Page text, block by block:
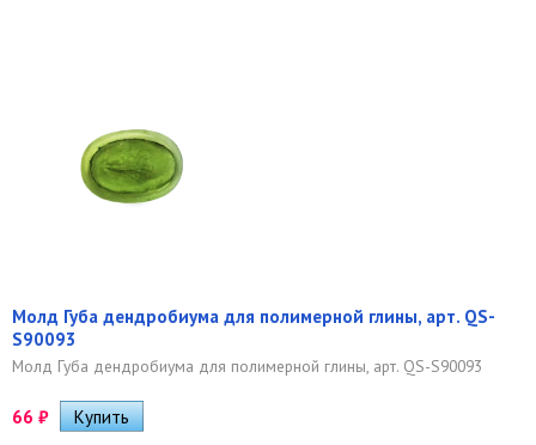
Молд Губа дендробиума для полимерной глины, арт. QS-
S90093
Молд Губа дендробиума для полимерной глины, арт. QS-S90093
66 ₽